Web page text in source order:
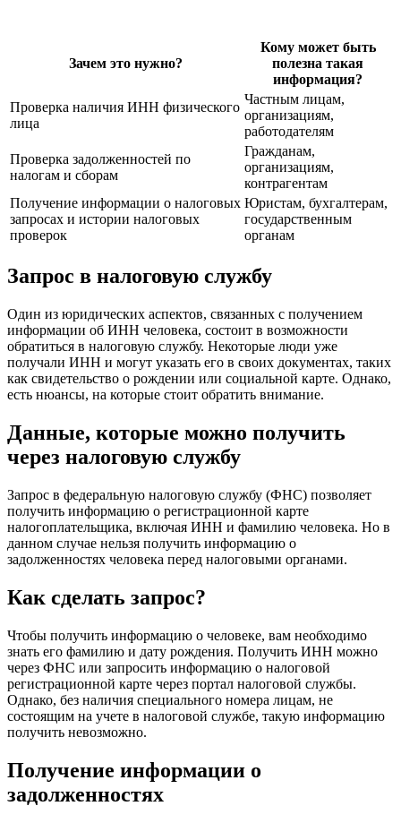
Зачем это нужно?
Кому может быть
полезна такая
информация?
Проверка наличия ИНН физического
лица
Частным лицам,
организациям,
работодателям
Проверка задолженностей по
налогам и сборам
Гражданам,
организациям,
контрагентам
Получение информации о налоговых
запросах и истории налоговых
проверок
Юристам, бухгалтерам,
государственным
органам
Запрос в налоговую службу
Один из юридических аспектов, связанных с получением
информации об ИНН человека, состоит в возможности
обратиться в налоговую службу. Некоторые люди уже
получали ИНН и могут указать его в своих документах, таких
как свидетельство о рождении или социальной карте. Однако,
есть нюансы, на которые стоит обратить внимание.
Данные, которые можно получить
через налоговую службу
Запрос в федеральную налоговую службу (ФНС) позволяет
получить информацию о регистрационной карте
налогоплательщика, включая ИНН и фамилию человека. Но в
данном случае нельзя получить информацию о
задолженностях человека перед налоговыми органами.
Как сделать запрос?
Чтобы получить информацию о человеке, вам необходимо
знать его фамилию и дату рождения. Получить ИНН можно
через ФНС или запросить информацию о налоговой
регистрационной карте через портал налоговой службы.
Однако, без наличия специального номера лицам, не
состоящим на учете в налоговой службе, такую информацию
получить невозможно.
Получение информации о
задолженностях